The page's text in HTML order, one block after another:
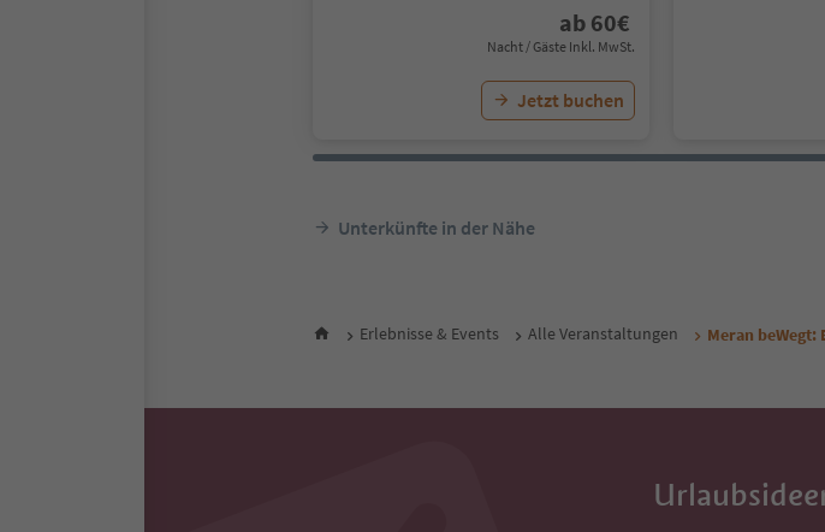
ab 60€
Nacht / Gäste Inkl. MwSt.
Jetzt buchen
Unterkünfte in der Nähe
Erlebnisse & Events Alle Veranstaltungen Meran